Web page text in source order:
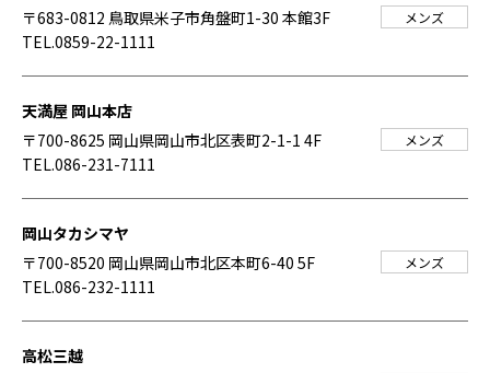
〒683-0812 鳥取県米子市角盤町1-30 本館3F
TEL.0859-22-1111
メンズ
天満屋 岡山本店
〒700-8625 岡山県岡山市北区表町2-1-1 4F
TEL.086-231-7111
メンズ
岡山タカシマヤ
〒700-8520 岡山県岡山市北区本町6-40 5F
TEL.086-232-1111
メンズ
高松三越